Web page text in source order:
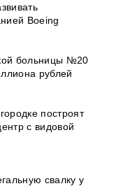
Boeing
больницы №20
рублей
построят
с видовой
свалку у